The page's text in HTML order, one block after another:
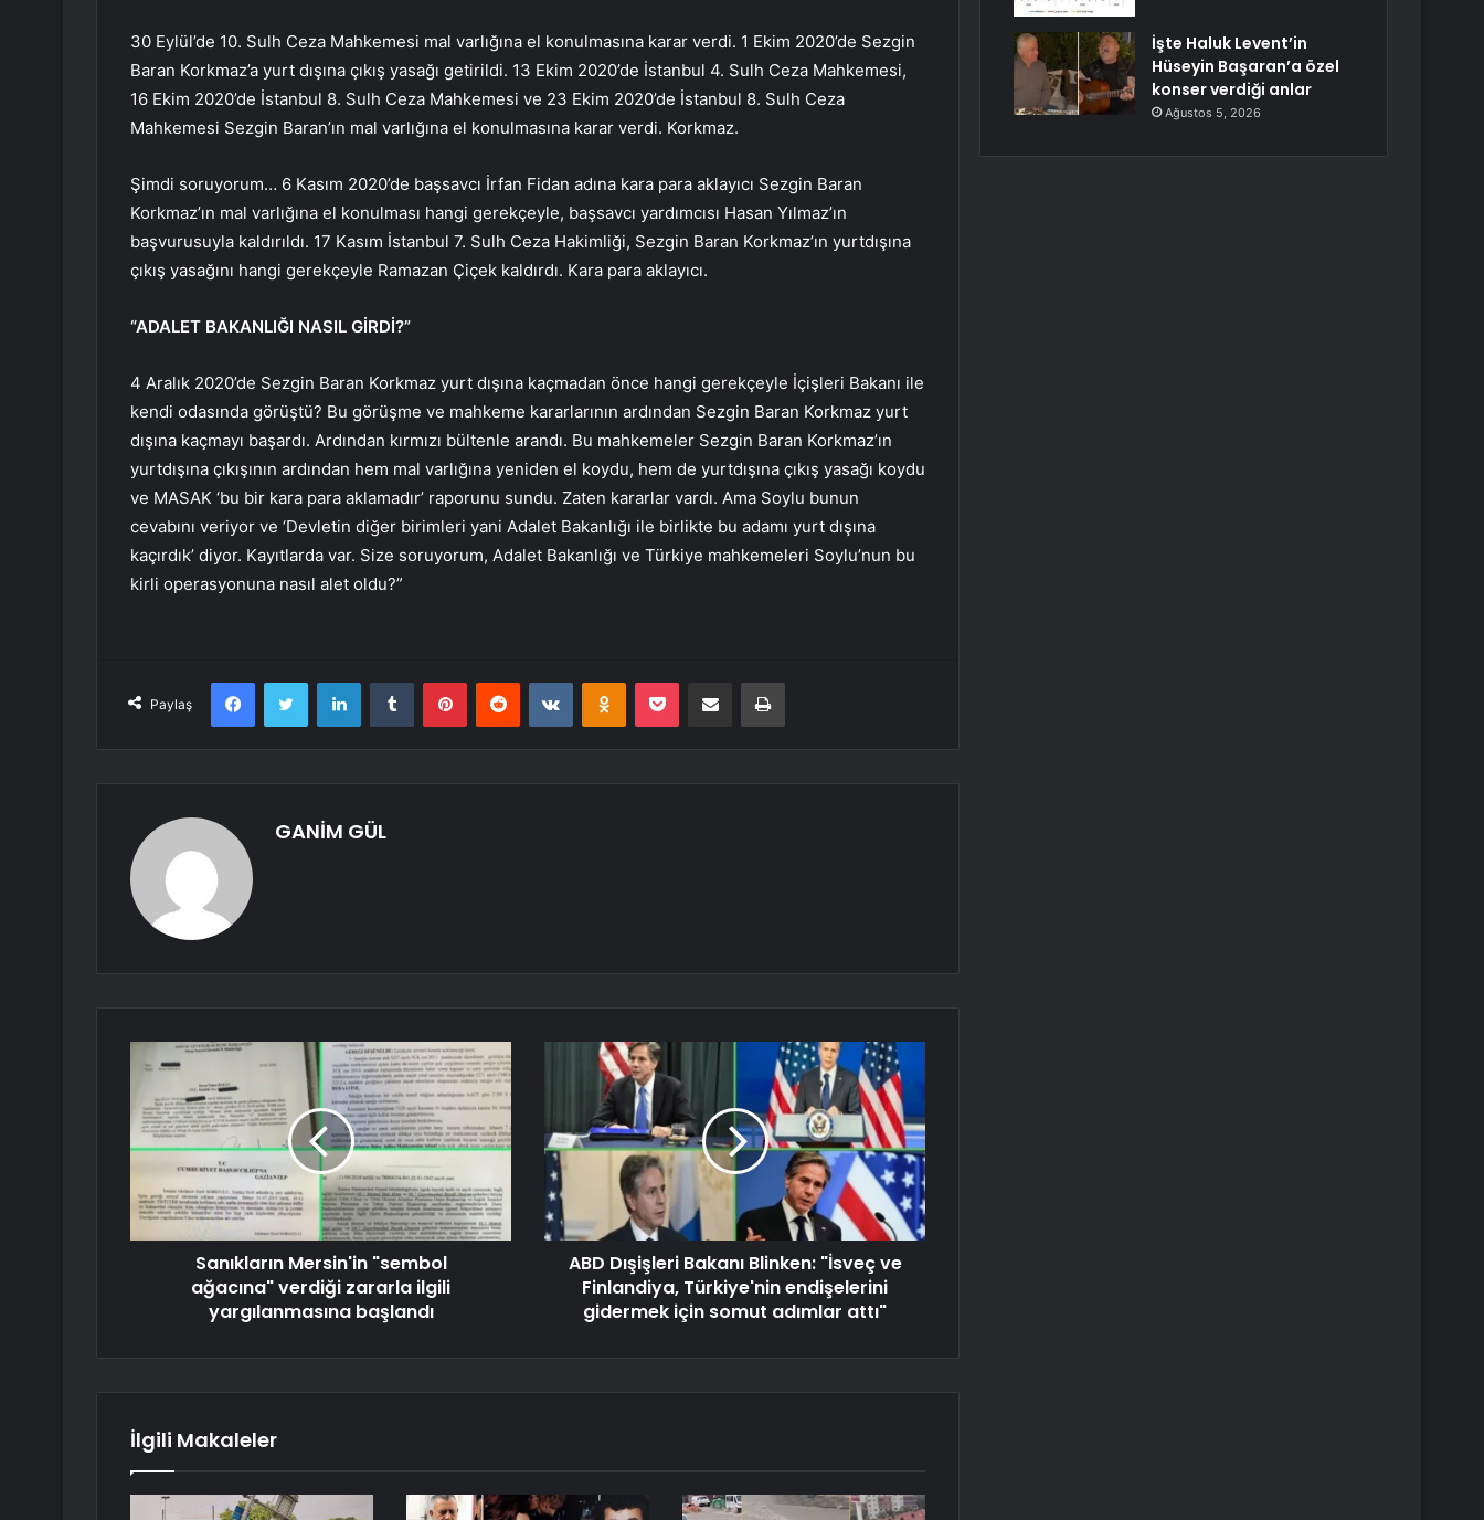
30 Eylül’de 10. Sulh Ceza Mahkemesi mal varlığına el konulmasına karar verdi. 1 Ekim 2020’de Sezgin
Baran Korkmaz’a yurt dışına çıkış yasağı getirildi. 13 Ekim 2020’de İstanbul 4. Sulh Ceza Mahkemesi,
16 Ekim 2020’de İstanbul 8. Sulh Ceza Mahkemesi ve 23 Ekim 2020’de İstanbul 8. Sulh Ceza
Mahkemesi Sezgin Baran’ın mal varlığına el konulmasına karar verdi. Korkmaz.
Şimdi soruyorum… 6 Kasım 2020’de başsavcı İrfan Fidan adına kara para aklayıcı Sezgin Baran
Korkmaz’ın mal varlığına el konulması hangi gerekçeyle, başsavcı yardımcısı Hasan Yılmaz’ın
başvurusuyla kaldırıldı. 17 Kasım İstanbul 7. Sulh Ceza Hakimliği, Sezgin Baran Korkmaz’ın yurtdışına
çıkış yasağını hangi gerekçeyle Ramazan Çiçek kaldırdı. Kara para aklayıcı.
“ADALET BAKANLIĞI NASIL GİRDİ?”
4 Aralık 2020’de Sezgin Baran Korkmaz yurt dışına kaçmadan önce hangi gerekçeyle İçişleri Bakanı ile
kendi odasında görüştü? Bu görüşme ve mahkeme kararlarının ardından Sezgin Baran Korkmaz yurt
dışına kaçmayı başardı. Ardından kırmızı bültenle arandı. Bu mahkemeler Sezgin Baran Korkmaz’ın
yurtdışına çıkışının ardından hem mal varlığına yeniden el koydu, hem de yurtdışına çıkış yasağı koydu
ve MASAK ‘bu bir kara para aklamadır’ raporunu sundu. Zaten kararlar vardı. Ama Soylu bunun
cevabını veriyor ve ‘Devletin diğer birimleri yani Adalet Bakanlığı ile birlikte bu adamı yurt dışına
kaçırdık’ diyor. Kayıtlarda var. Size soruyorum, Adalet Bakanlığı ve Türkiye mahkemeleri Soylu’nun bu
kirli operasyonuna nasıl alet oldu?”
Paylaş
FacebookTwitter LinkedInTumblr PinterestReddit VKontakteOdnoklassniki
Pocket E-Posta ile paylaş Yazdır
GANİM GÜL
Sanıkların Mersin'in "sembol
ağacına" verdiği zararla ilgili
yargılanmasına başlandı
ABD Dışişleri Bakanı Blinken: "İsveç ve
Finlandiya, Türkiye'nin endişelerini
gidermek için somut adımlar attı"
İlgili Makaleler
İşte Haluk Levent’in
Hüseyin Başaran’a özel
konser verdiği anlar
Ağustos 5, 2026